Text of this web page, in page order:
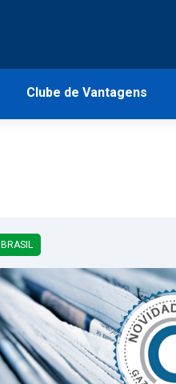
Clube de Vantagens
BRASIL